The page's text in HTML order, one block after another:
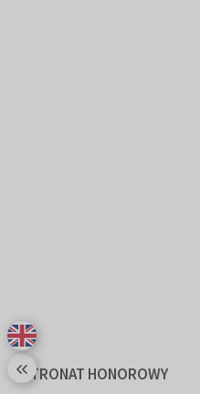
PATRONAT HONOROWY